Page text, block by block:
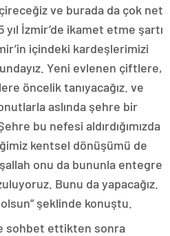
ve burada da çok net
İzmir’de ikamet etme şartı
içindeki kardeşlerimizi
Yeni evlenen çiftlere,
öncelik tanıyacağız. ve
aslında şehre bir
bu nefesi aldırdığımızda
kentsel dönüşümü de
onu da bununla entegre
Bunu da yapacağız.
şeklinde konuştu.
sohbet ettikten sonra